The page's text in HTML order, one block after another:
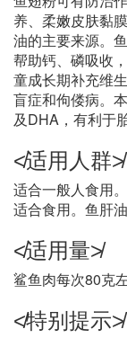
养、柔嫩皮肤黏
油的主要来源。
帮助钙、磷吸收
童成长期补充维
盲症和佝偻病。
及DHA，有利于
≮适用人群≯
适合一般人食用
适合食用。鱼肝
≮适用量≯
鲨鱼肉每次80克
≮特别提示≯